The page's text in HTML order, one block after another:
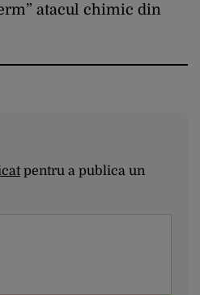
atacul chimic din
pentru a publica un